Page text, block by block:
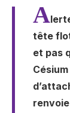
A
tête
et pas